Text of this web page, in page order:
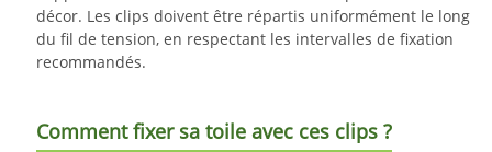
décor. Les clips doivent être répartis uniformément le long
du fil de tension, en respectant les intervalles de fixation
recommandés.
Comment fixer sa toile avec ces clips ?